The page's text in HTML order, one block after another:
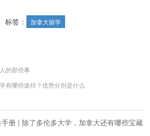
标签：
加拿大留学
的那些事
有哪些途径？优势分别是什么
册 | 除了多伦多大学，加拿大还有哪些宝藏